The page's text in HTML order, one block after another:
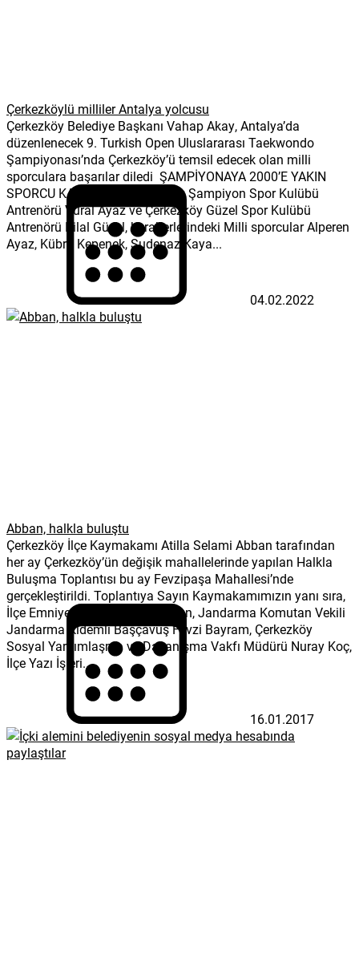
Çerkezköylü milliler Antalya yolcusu
Çerkezköy Belediye Başkanı Vahap Akay, Antalya’da
düzenlenecek 9. Turkish Open Uluslararası Taekwondo
Şampiyonası’nda Çerkezköy’ü temsil edecek olan milli
sporculara başarılar diledi ŞAMPİYONAYA 2000’E YAKIN
SPORCU KATILACAK Çerkezköy Şampiyon Spor Kulübü
Antrenörü Vural Ayaz ve Çerkezköy Güzel Spor Kulübü
Antrenörü Bilal Güzel, beraberlerindeki Milli sporcular Alperen
Ayaz, Kübra Kepenek, Sudenaz Kaya...
04.02.2022
Abban, halkla buluştu
Çerkezköy İlçe Kaymakamı Atilla Selami Abban tarafından
her ay Çerkezköy’ün değişik mahallelerinde yapılan Halkla
Buluşma Toplantısı bu ay Fevzipaşa Mahallesi’nde
gerçekleştirildi. Toplantıya Sayın Kaymakamımızın yanı sıra,
İlçe Emniyet Müdürü Murat Ogan, Jandarma Komutan Vekili
Jandarma Kıdemli Başçavuş Fevzi Bayram, Çerkezköy
Sosyal Yardımlaşma ve Dayanışma Vakfı Müdürü Nuray Koç,
İlçe Yazı İşleri...
16.01.2017